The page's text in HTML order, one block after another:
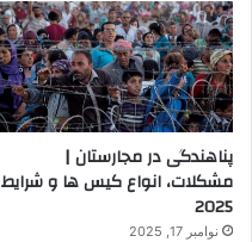
پناهندگی در مجارستان |
مشکلات، انواع کیس ها و شرایط
2025
نوامبر 17, 2025